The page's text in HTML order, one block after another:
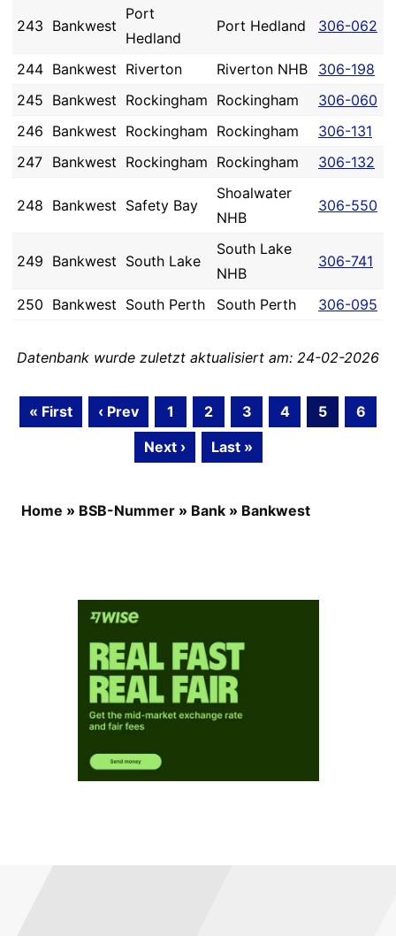
243 Bankwest
Port
Hedland
Port Hedland 306-062
244 Bankwest Riverton Riverton NHB
306-198
245 Bankwest Rockingham Rockingham
306-060
246 Bankwest Rockingham Rockingham
306-131
247 Bankwest Rockingham Rockingham 306-132
248 Bankwest Safety Bay
Shoalwater
NHB
306-550
249 Bankwest South Lake
South Lake
NHB
306-741
250 Bankwest South Perth South Perth 306-095
Datenbank wurde zuletzt aktualisiert am: 24-02-2026
« First ‹ Prev 1 2 3 4 5
6
Next ›
Last »
Home » BSB-Nummer » Bank » Bankwest